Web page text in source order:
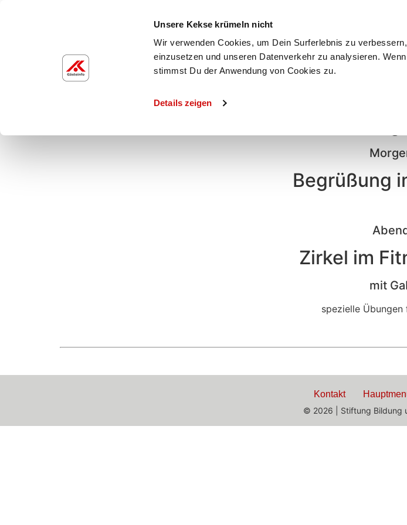
Unsere Kekse krümeln nicht
Wir verwenden Cookies, um Dein Surferlebnis zu
einzusetzen und unseren Datenverkehr zu analysieren.
stimmst Du der Anwendung von Cookies zu.
Details zeigen
Freizeit_2026.05.26
Begrüßung
Zirkel im
mit
spezielle
Kontakt
© 2026 | Stiftung Bildung